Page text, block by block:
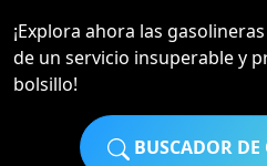
¡Explora ahora las
de un servicio insuperable y
bolsillo!
BUSCADOR